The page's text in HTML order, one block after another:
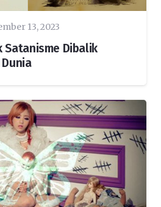
13, 2023
Satanisme Dibalik